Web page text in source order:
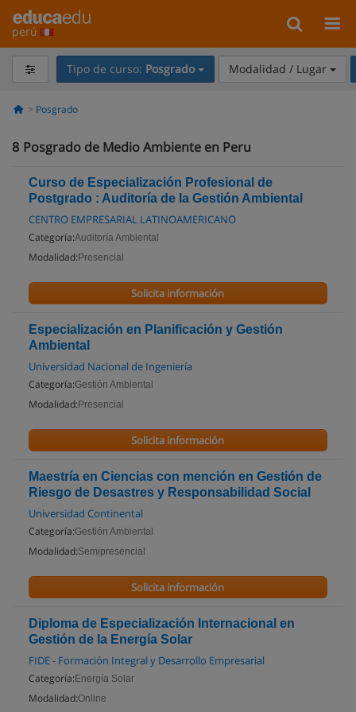
perú
Tipo de curso: Posgrado Modalidad / Lugar
Posgrado
8 Posgrado de Medio Ambiente en Peru
Curso de Especialización Profesional de
Postgrado : Auditoría de la Gestión Ambiental
CENTRO EMPRESARIAL LATINOAMERICANO
Categoría:Auditoría Ambiental
Modalidad: Presencial
Solicita información
Especialización en Planificación y Gestión
Ambiental
Universidad Nacional de Ingeniería
Categoría:Gestión Ambiental
Modalidad: Presencial
Solicita información
Maestría en Ciencias con mención en Gestión de
Riesgo de Desastres y Responsabilidad Social
Universidad Continental
Categoría:Gestión Ambiental
Modalidad:Semipresencial
Solicita información
Diploma de Especialización Internacional en
Gestión de la Energía Solar
FIDE - Formación Integral y Desarrollo Empresarial
Categoría: Energía Solar
Modalidad:Online